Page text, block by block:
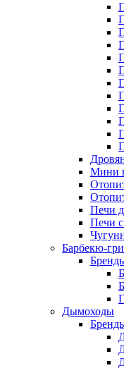
Мини
Печи
Печи
Барбекю-
Дымоходы